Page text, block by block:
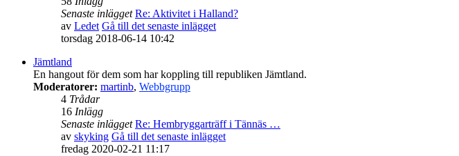
Senaste inlägget Re: Aktivitet i Halland?
av Ledet Gå till det senaste inlägget
torsdag 2018-06-14 10:42
Jämtland
En hangout för dem som har koppling till republiken Jämtland.
Moderatorer: martinb, Webbgrupp
4 Trådar
16 Inlägg
Senaste inlägget Re: Hembryggarträff i Tännäs …
av skyking Gå till det senaste inlägget
fredag 2020-02-21 11:17